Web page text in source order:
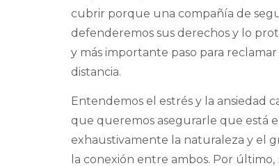
cubrir porque una compañía de
defenderemos sus derechos y lo
y más importante paso para
distancia.
Entendemos el estrés y la ansiedad
que queremos asegurarle que está
exhaustivamente la naturaleza y el
la conexión entre ambos. Por